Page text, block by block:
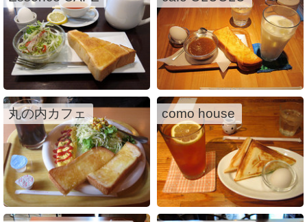
丸の内カフェ como house